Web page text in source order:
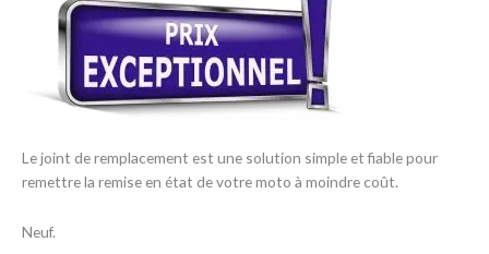
Le joint de remplacement est une solution simple et fiable pour
remettre la remise en état de votre moto à moindre coût.
Neuf.